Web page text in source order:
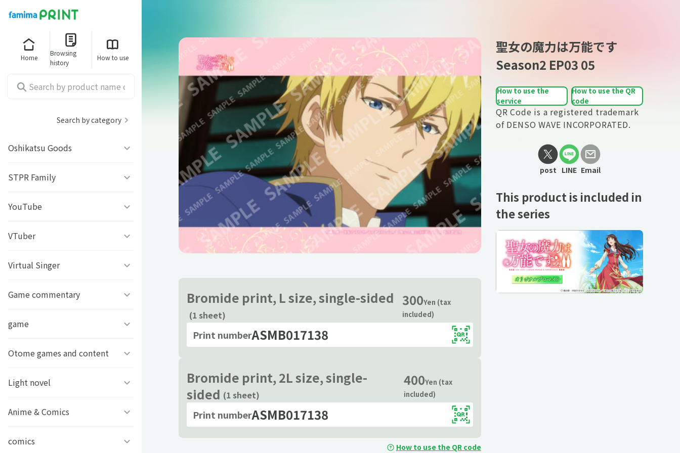
Home
Browsing
history
How to use
Search by category
Oshikatsu Goods
うちわシール
ファミッペ
うちわ背景
写真撮影背景
うちわ文字プリント
GIFUSHO 岐阜県立岐阜商
芸艸堂 推し祈願お守り
STPR Family
AMPTAKｘCOLORS
すとぷり
すにすて - SneakerStep
めておら - Meteorites -
騎士X - Knight X -
とぅるりぷ - True&Lip
YouTube
ねこほうチャンネル
ぼくたちのあそびば
ププ
豆柴富とのふたり暮らし
VTuber
VASE
クラーテイル
ななし学園 方言研究会
描乃EMOイラストシリーズ
Art Stone Entertainment
Virtual Singer
TOKYO6キャラクターズ
Game commentary
アマル
ストグラカップル
モノパスイーツフェス
game
フライハイトクラウディア
ゲームその他
アイドルデスゲームTV
原神
Otome games and content
Clock over ORQUESTA
ときめきメモリアル Girl’s
Light novel
ビーンズ文庫24周年
MFブックス
Anime & Comics
聖女の魔力は万能です
comics
Bromide print, L size, single-sided
(1 sheet)
300Yen (tax
included)
Print numberASMB017138
Bromide print, 2L size, single-
sided (1 sheet)
400Yen (tax
included)
Print numberASMB017138
How to use the QR code
聖女の魔力は万能です
Season2 EP03 05
How to use the
service
How to use the QR
code
QR Code is a registered trademark
of DENSO WAVE INCORPORATED.
post LINE Email
This product is included in
the series